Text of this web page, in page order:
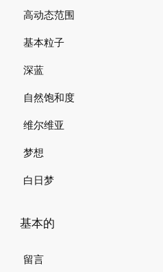
高动态范围
基本粒子
深蓝
自然饱和度
维尔维亚
梦想
白日梦
基本的
留言